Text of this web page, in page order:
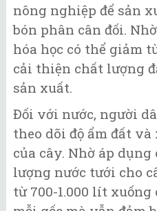
nông nghiệp để sản
bón phân cân đối.
hóa học có thể giảm
cải thiện chất lượng
sản xuất.
Đối với nước, người
theo dõi độ ẩm đất
của cây. Nhờ áp
lượng nước tưới cho
từ 700-1.000 lít